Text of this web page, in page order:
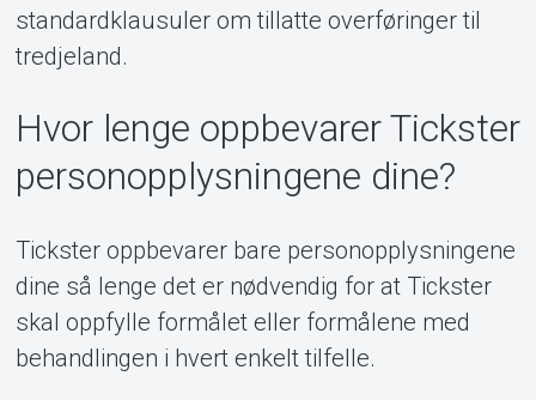
standardklausuler om tillatte overføringer til
tredjeland.
Hvor lenge oppbevarer Tickster
personopplysningene dine?
Tickster oppbevarer bare personopplysningene
dine så lenge det er nødvendig for at Tickster
skal oppfylle formålet eller formålene med
behandlingen i hvert enkelt tilfelle.